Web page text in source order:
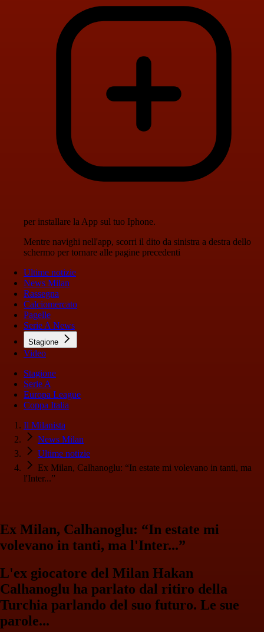
per installare la App sul tuo Iphone.
Mentre navighi nell'app, scorri il dito da sinistra a destra dello
schermo per tornare alle pagine precedenti
Ultime notizie
News Milan
Rassegna
Calciomercato
Pagelle
Serie A News
Stagione
Video
Stagione
Serie A
Europa League
Coppa Italia
Il Milanista
News Milan
Ultime notizie
Ex Milan, Calhanoglu: “In estate mi volevano in tanti, ma
l'Inter...”
Ex Milan, Calhanoglu: “In estate mi
volevano in tanti, ma l'Inter...”
L'ex giocatore del Milan Hakan
Calhanoglu ha parlato dal ritiro della
Turchia parlando del suo futuro. Le sue
parole...